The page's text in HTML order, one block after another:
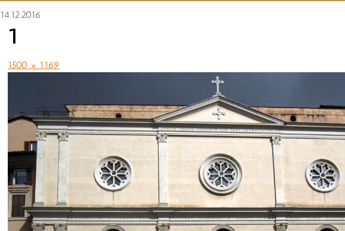
14.12.2016
1
1500 × 1169